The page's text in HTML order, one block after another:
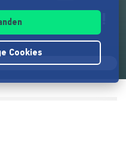
Leggi Leggi!
Cookies